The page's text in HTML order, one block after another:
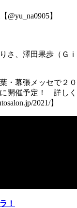
@yu_na0905】
さ、澤田果歩（Ｇｉ
・幕張メッセで２０
開催予定！ 詳しく
2021/】
！